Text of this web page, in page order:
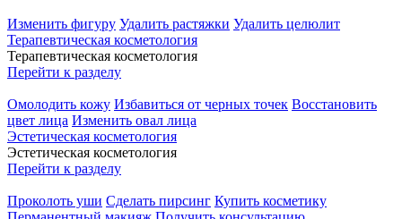
Изменить фигуру Удалить растяжки Удалить целюлит
Терапевтическая косметология
Терапевтическая косметология
Перейти к разделу
Омолодить кожу Избавиться от черных точек Восстановить
цвет лица Изменить овал лица
Эстетическая косметология
Эстетическая косметология
Перейти к разделу
Проколоть уши Сделать пирсинг Купить косметику